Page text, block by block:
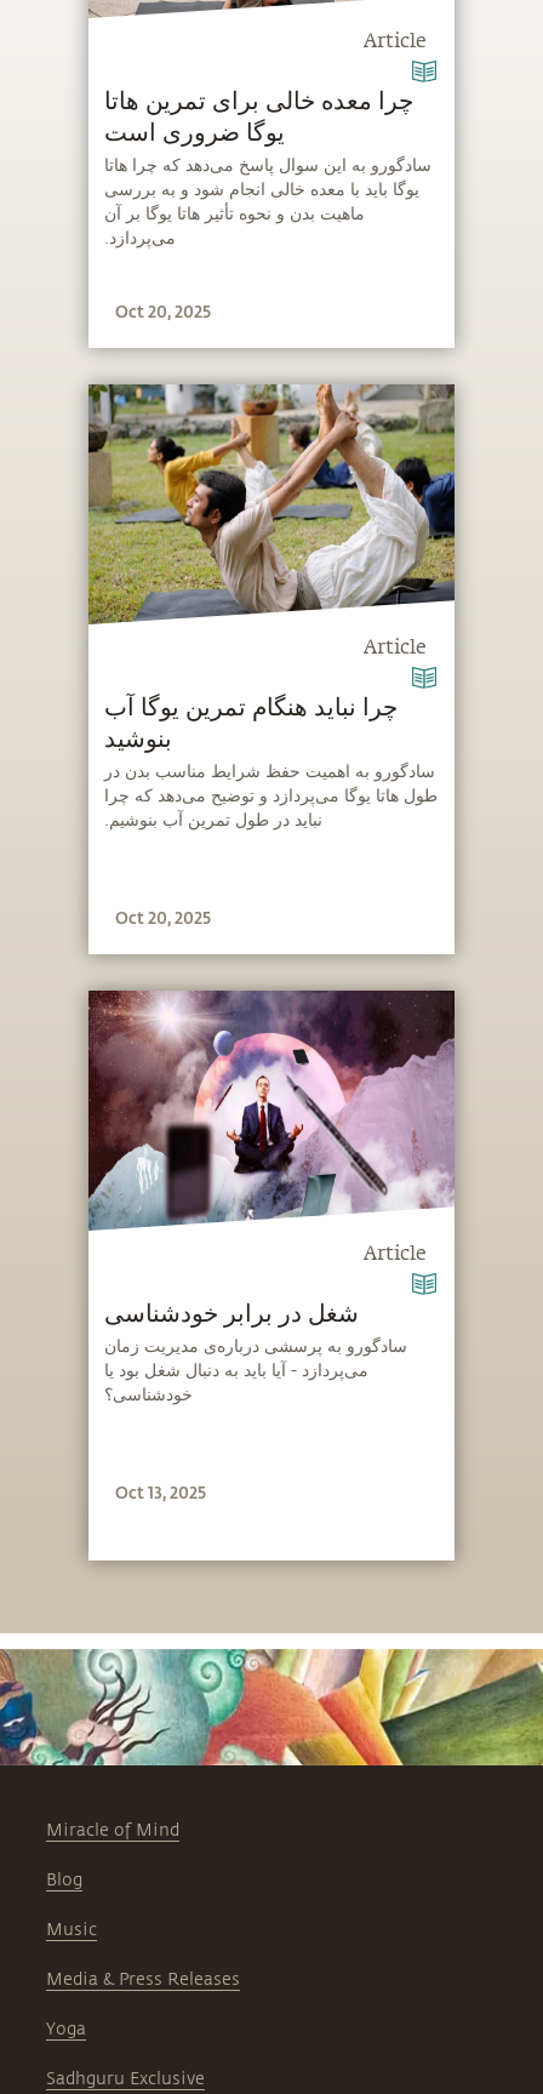
Article
چرا معده خالی برای تمرین هاتا
یوگا ضروری است
‫سادگورو به این سوال پاسخ می‌دهد که چرا هاتا
یوگا باید با معده خالی انجام شود و به بررسی
ماهیت بدن و نحوه تأثیر هاتا یوگا بر آن
می‌پردازد.
Oct 20, 2025
Article
چرا نباید هنگام تمرین یوگا آب
بنوشید
‫سادگورو به اهمیت حفظ شرایط مناسب بدن در
طول هاتا یوگا می‌پردازد و توضیح می‌دهد که چرا
نباید در طول تمرین آب بنوشیم.
Oct 20, 2025
Article
شغل در برابر خودشناسی
‫سادگورو به پرسشی درباره‌ی مدیریت زمان
می‌پردازد - آیا باید به دنبال شغل بود یا
خودشناسی؟
Oct 13, 2025
Miracle of Mind
Blog
Music
Media & Press Releases
Yoga
Sadhguru Exclusive